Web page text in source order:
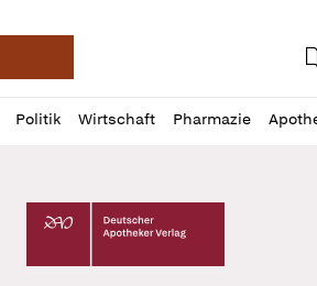
Deutsche Apotheker
Politik Wirtschaft Pharmazie
Profil
öffnen
Daz
Pur
Deutscher Apotheker Verlag Logo